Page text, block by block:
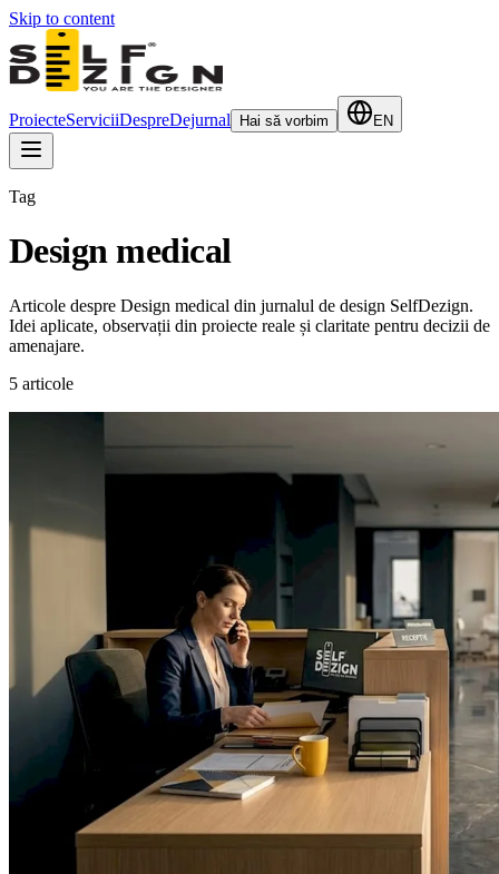
Skip to content
ProiecteServiciiDespreDejurnal Hai să vorbim EN
Tag
Design medical
Articole despre Design medical din jurnalul de design SelfDezign.
Idei aplicate, observații din proiecte reale și claritate pentru decizii de
amenajare.
5 articole